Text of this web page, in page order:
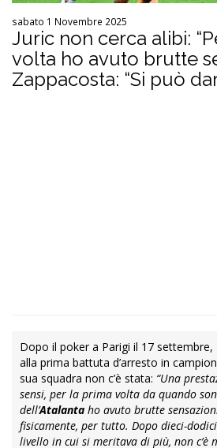
sabato 1 Novembre 2025
Juric non cerca alibi:
volta ho avuto brutte
Zappacosta: “Si può
Dopo il poker a Parigi il 17 settembre,
alla prima battuta d’arresto in
sua squadra non c’è stata: “Una
sensi, per la prima volta da quando
dell’Atalanta ho avuto brutte
fisicamente, per tutto. Dopo dieci-
livello in cui si meritava di più, non c’è